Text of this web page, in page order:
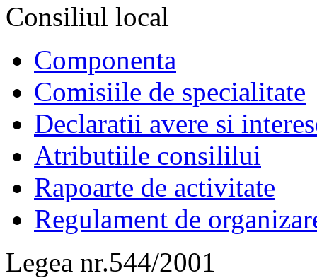
Consiliul local
Componenta
Comisiile de specialitate
Declaratii avere si
Atributiile consililui
Rapoarte de activitate
Regulament de
Legea nr.544/2001